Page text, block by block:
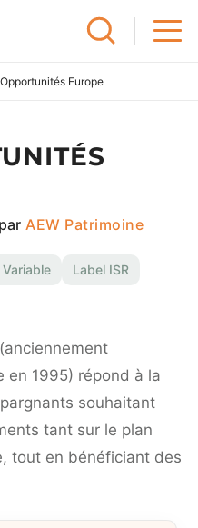
Europe
AEW Patrimoine
Label ISR
en 1995) répond à la
souhaitant
tant sur le plan
tout en bénéficiant des